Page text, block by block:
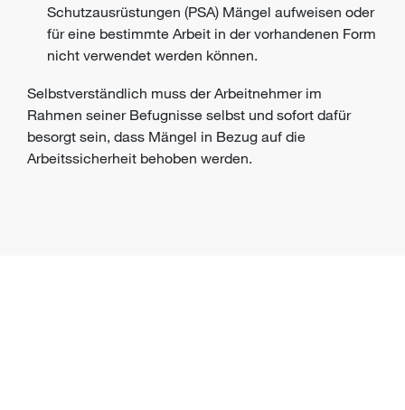
Schutzausrüstungen (PSA) Mängel aufweisen oder
für eine bestimmte Arbeit in der vorhandenen Form
nicht verwendet werden können.
Selbstverständlich muss der Arbeitnehmer im
Rahmen seiner Befugnisse selbst und sofort dafür
besorgt sein, dass Mängel in Bezug auf die
Arbeitssicherheit behoben werden.